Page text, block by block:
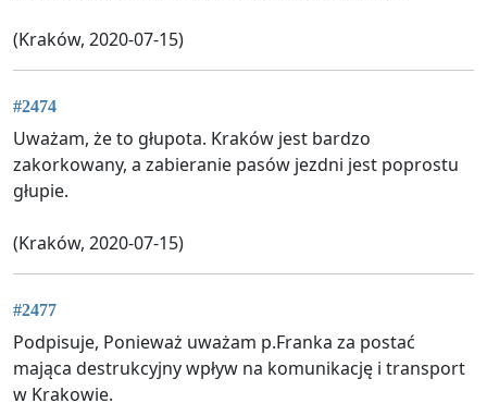
(Kraków, 2020-07-15)
#2474
Uważam, że to głupota. Kraków jest bardzo
zakorkowany, a zabieranie pasów jezdni jest poprostu
głupie.
(Kraków, 2020-07-15)
#2477
Podpisuje, Ponieważ uważam p.Franka za postać
mająca destrukcyjny wpływ na komunikację i transport
w Krakowie.